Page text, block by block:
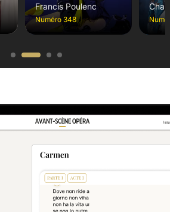
Francis Poulenc
Numéro 348